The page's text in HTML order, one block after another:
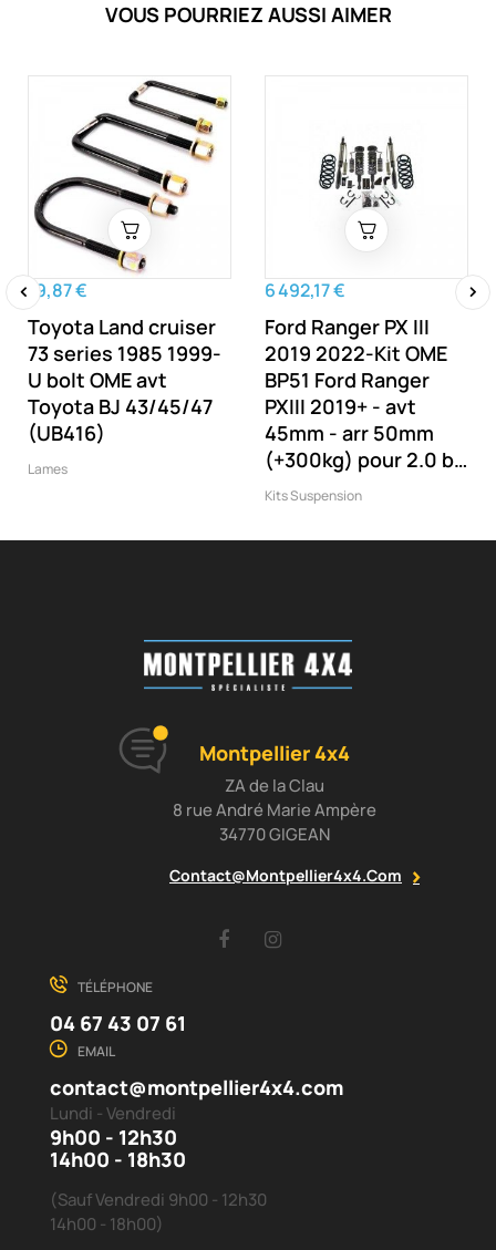
VOUS POURRIEZ AUSSI AIMER
19,87 €
Toyota Land cruiser
73 series 1985 1999-
U bolt OME avt
Toyota BJ 43/45/47
(UB416)
Lames
6 492,17 €
Ford Ranger PX III
2019 2022-Kit OME
BP51 Ford Ranger
PXIII 2019+ - avt
45mm - arr 50mm
(+300kg) pour 2.0 bi-
turbo
Kits Suspension
‹
Montpellier 4x4
ZA de la Clau
8 rue André Marie Ampère
34770 GIGEAN
Contact@montpellier4x4.com
Facebook
TÉLÉPHONE
04 67 43 07 61
EMAIL
contact@montpellier4x4.com
Lundi - Vendredi
9h00 - 12h30
14h00 - 18h30
(Sauf Vendredi 9h00 - 12h30
14h00 - 18h00)